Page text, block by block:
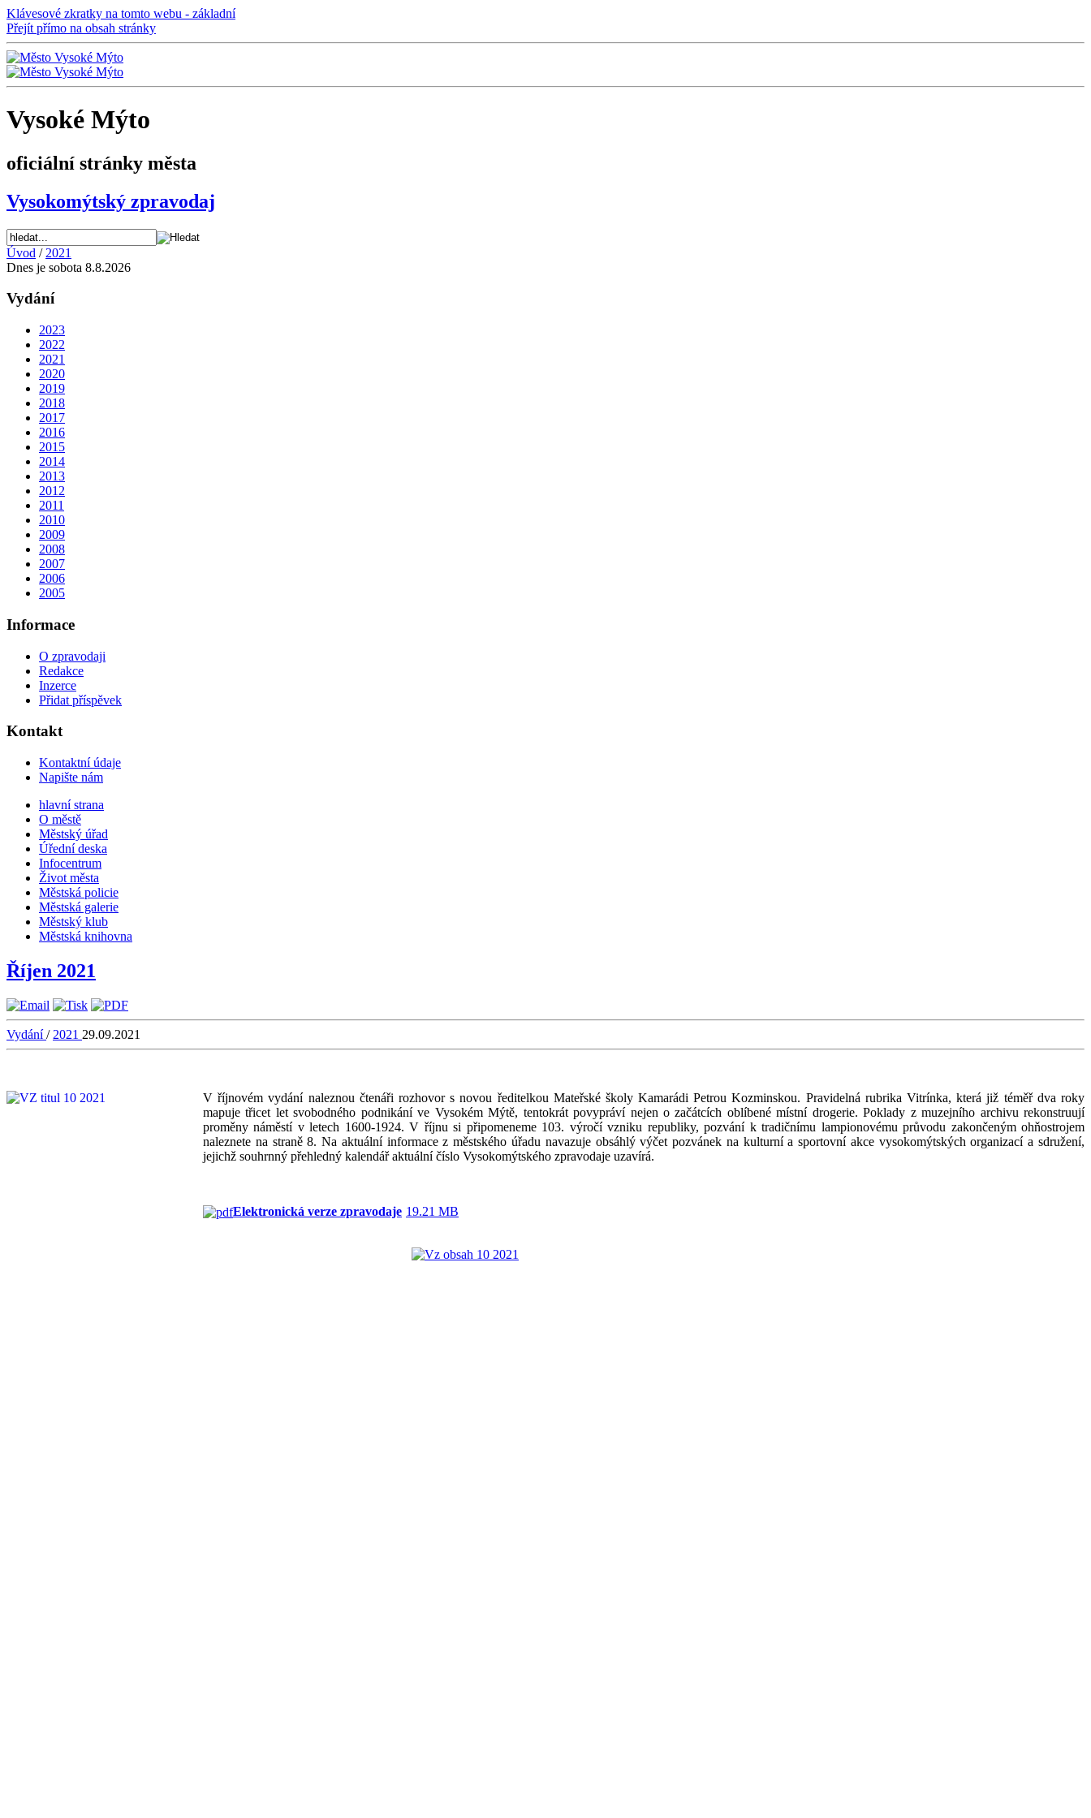
Klávesové zkratky na tomto webu - základní
Přejít přímo na obsah stránky
Vysoké Mýto
oficiální stránky města
Vysokomýtský zpravodaj
Úvod / 2021
Dnes je sobota 8.8.2026
Vydání
2023
2022
2021
2020
2019
2018
2017
2016
2015
2014
2013
2012
2011
2010
2009
2008
2007
2006
2005
Informace
O zpravodaji
Redakce
Inzerce
Přidat příspěvek
Kontakt
Kontaktní údaje
Napište nám
hlavní strana
O městě
Městský úřad
Úřední deska
Infocentrum
Život města
Městská policie
Městská galerie
Městský klub
Městská knihovna
Říjen 2021
Vydání/ 2021 29.09.2021
V říjnovém vydání naleznou čtenáři rozhovor s novou ředitelkou Mateřské školy Kamarádi Petrou Kozminskou. Pravidelná rubrika Vitrínka, která již téměř dva roky
mapuje třicet let svobodného podnikání ve Vysokém Mýtě, tentokrát povypráví nejen o začátcích oblíbené místní drogerie. Poklady z muzejního archivu rekonstruují
proměny náměstí v letech 1600-1924. V říjnu si připomeneme 103. výročí vzniku republiky, pozvání k tradičnímu lampionovému průvodu zakončeným ohňostrojem
naleznete na straně 8. Na aktuální informace z městského úřadu navazuje obsáhlý výčet pozvánek na kulturní a sportovní akce vysokomýtských organizací a sdružení,
jejichž souhrnný přehledný kalendář aktuální číslo Vysokomýtského zpravodaje uzavírá.
Elektronická verze zpravodaje 19.21 MB